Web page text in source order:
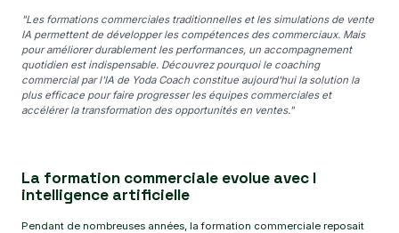
"Les formations commerciales traditionnelles et les simulations de vente
IA permettent de développer les compétences des commerciaux. Mais
pour améliorer durablement les performances, un accompagnement
quotidien est indispensable. Découvrez pourquoi le coaching
commercial par l'IA de Yoda Coach constitue aujourd'hui la solution la
plus efficace pour faire progresser les équipes commerciales et
accélérer la transformation des opportunités en ventes."
La formation commerciale evolue avec l
intelligence artificielle
Pendant de nombreuses années, la formation commerciale reposait